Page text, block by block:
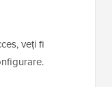
veți fi